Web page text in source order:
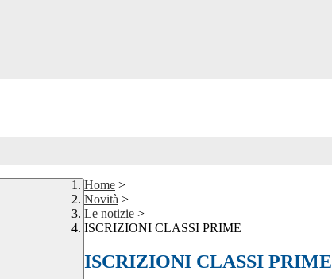
Home >
Novità >
Le notizie >
ISCRIZIONI CLASSI PRIME
ISCRIZIONI CLASSI PRIME